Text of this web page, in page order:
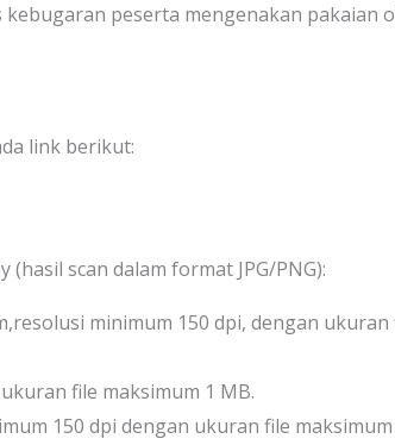
peserta mengenakan pakaian
link berikut:
scan dalam format JPG/PNG):
minimum 150 dpi, dengan ukuran
file maksimum 1 MB.
150 dpi dengan ukuran file maksimum